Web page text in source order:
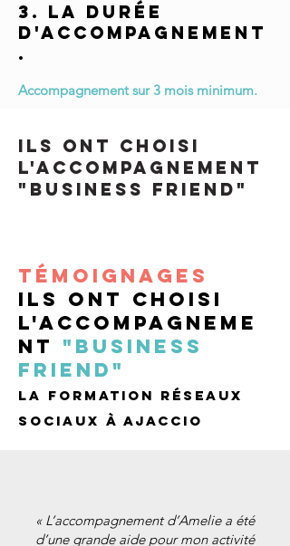
3. La durée
d'accompagnement
.
Accompagnement sur 3 mois minimum.
Ils ont choisi
l'accompagnement
"BUSINESS FRIEND"
témoignages
Ils ont choisi
l'accompagneme
nt "BUSINESS
FRIEND"
la formation réseaux
sociaux à ajaccio
« L’accompagnement d’Amelie a été
d’une grande aide pour mon activité